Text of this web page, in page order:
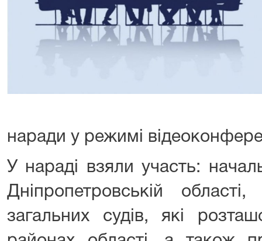
наради у режимі
У нараді взяли участь:
Дніпропетровській
загальних судів, які